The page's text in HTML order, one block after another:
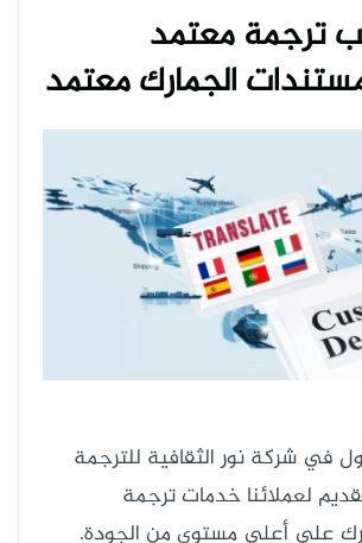
ترجمة معتمد
الجمارك معتمد
في شركة نور الثقافية للترجمة
لعملائنا خدمات ترجمة
على أعلى مستوى من الجودة.